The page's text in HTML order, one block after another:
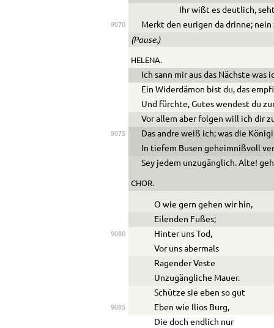
Ihr wißt es deutlich,
9070 Merkt den eurigen da drinne;
(Pause.)
HELENA.
Ich sann mir aus das Nächste was
Ein Widerdämon bist du, das
Und fürchte, Gutes wendest du
Vor allem aber folgen will ich dir
9075
Das andre weiß ich; was die
In tiefem Busen geheimnißvoll
Sey jedem unzugänglich. Alte!
CHOR.
O wie gern gehen wir hin,
Eilenden Fußes;
9080
Hinter uns Tod,
Vor uns abermals
Ragender Veste
Unzugängliche Mauer.
Schütze sie eben so gut
9085
Eben wie Ilios Burg,
Die doch endlich nur